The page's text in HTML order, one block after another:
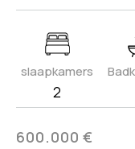
slaapkamers
2
600.000 €